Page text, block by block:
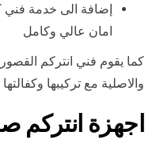
إضافة الى خدمة فني
امان عالي وكامل
كما يقوم فني انتركم القصور
والاصلية مع تركيبها
اجهزة